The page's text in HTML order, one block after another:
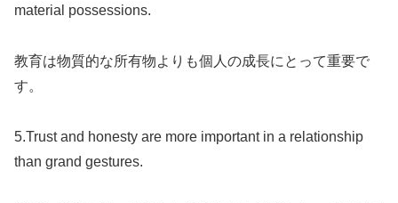
material possessions.
教育は物質的な所有物よりも個人の成長にとって重要で
す。
5.Trust and honesty are more important in a relationship
than grand gestures.